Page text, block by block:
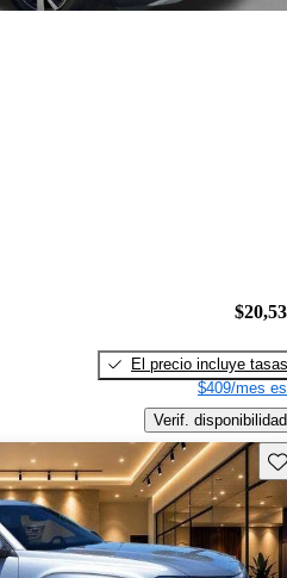
El precio incluye tasas
$409/mes
Verif. disponibilidad